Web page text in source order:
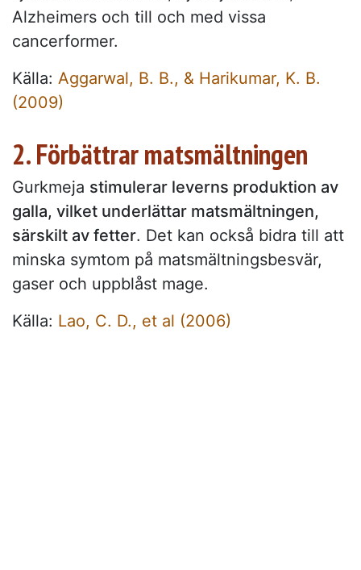
Alzheimers och till och med vissa
cancerformer.
Källa: Aggarwal, B. B., & Harikumar, K. B.
(2009)
2. Förbättrar matsmältningen
Gurkmeja stimulerar leverns produktion av
galla, vilket underlättar matsmältningen,
särskilt av fetter. Det kan också bidra till att
minska symtom på matsmältningsbesvär,
gaser och uppblåst mage.
Källa: Lao, C. D., et al (2006)